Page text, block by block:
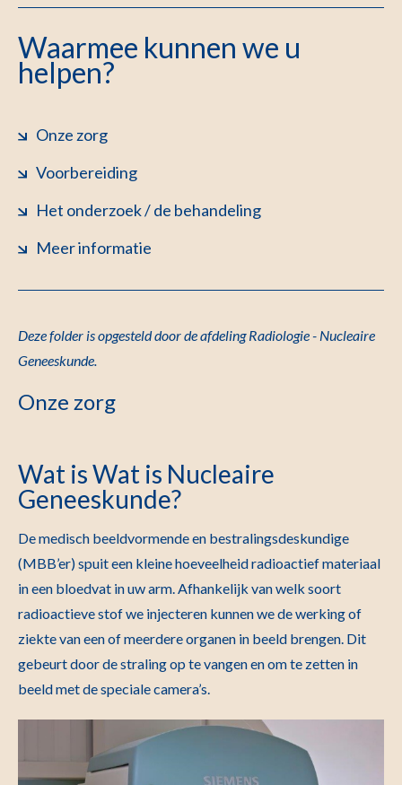
Waarmee kunnen we u
helpen?
Onze zorg
Voorbereiding
Het onderzoek / de behandeling
Meer informatie
Deze folder is opgesteld doorde afdeling Radiologie - Nucleaire
Geneeskunde.
Onze zorg
Wat is Wat is Nucleaire
Geneeskunde?
De medisch beeldvormende en bestralingsdeskundige
(MBB’er) spuit een kleine hoeveelheid radioactief materiaal
in een bloedvat in uw arm. Afhankelijk van welk soort
radioactieve stof we injecteren kunnen we de werking of
ziekte van een of meerdere organen in beeld brengen. Dit
gebeurt door de straling op te vangen en om te zetten in
beeld met de speciale camera’s.